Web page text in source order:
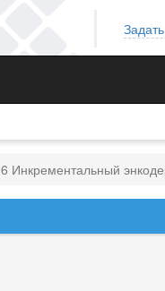
Инкрементальный